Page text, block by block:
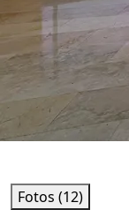
Fotos (12)